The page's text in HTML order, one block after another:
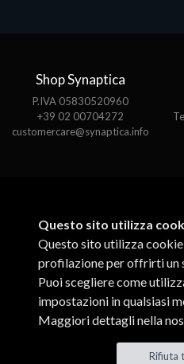
Shop Synaptica
P.IVA 05830520960
+39 02 00704272
customercare@synaptica.info
Questo sito utilizza
Questo sito utilizza
profilazione per offrirti un
Puoi scegliere come
impostazioni in qualsiasi
Maggiori dettagli nella
Rifiuta